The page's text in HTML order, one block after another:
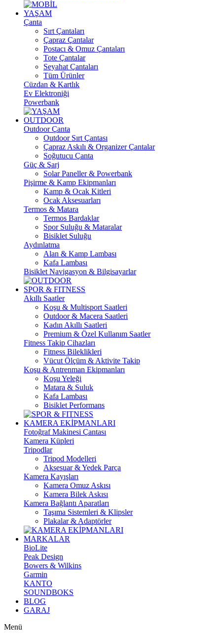
YAŞAM
Çanta
Sırt Çantaları
Çapraz Çantalar
Postacı & Omuz Çantaları
Tote Çantalar
Seyahat Çantaları
Tüm Ürünler
Cüzdan & Kartlık
Ev Elektroniği
Powerbank
OUTDOOR
Outdoor Çanta
Outdoor Sırt Çantası
Çapraz Askılı & Organizer Çantalar
Soğutucu Çanta
Güç & Şarj
Solar Paneller & Powerbank
Pişirme & Kamp Ekipmanları
Kamp & Ocak Kitleri
Ocak Aksesuarları
Termos & Matara
Termos Bardaklar
Spor Suluğu & Mataralar
Bisiklet Suluğu
Aydınlatma
Alan & Kamp Lambası
Kafa Lambası
Bisiklet Navigasyon & Bilgisayarlar
SPOR & FITNESS
Akıllı Saatler
Koşu & Multisport Saatleri
Outdoor & Macera Saatleri
Kadın Akıllı Saatleri
Premium & Özel Kullanım Saatler
Fitness Takip Cihazları
Fitness Bileklikleri
Vücut Ölçüm & Aktivite Takip
Koşu & Antrenman Ekipmanları
Koşu Yeleği
Matara & Suluk
Kafa Lambası
Bisiklet Performans
KAMERA EKİPMANLARI
Fotoğraf Makinesi Çantası
Kamera Küpleri
Tripodlar
Tripod Modelleri
Aksesuar & Yedek Parça
Kamera Kayışları
Kamera Omuz Askısı
Kamera Bilek Askısı
Kamera Bağlantı Aparatları
Taşıma Sistemleri & Klipsler
Plakalar & Adaptörler
MARKALAR
BioLite
Peak Design
Bowers & Wilkins
Garmin
KANTO
SOUNDBOKS
BLOG
GARAJ
Menü